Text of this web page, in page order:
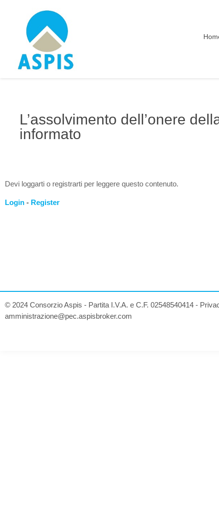
L’assolvimento dell’onere
informato
Devi loggarti o registrarti per leggere questo contenuto.
Login - Register
© 2024 Consorzio Aspis - Partita I.V.A. e C.F. 02548540414 -
amministrazione@pec.aspisbroker.com